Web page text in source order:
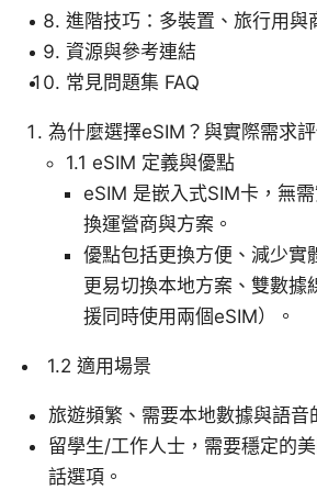
進階技巧：多裝置、旅行用與
資源與參考連結
常見問題集 FAQ
為什麼選擇eSIM？與實際需求
1.1 eSIM 定義與優點
eSIM 是嵌入式SIM卡，無
換運營商與方案。
優點包括更換方便、減少實
更易切換本地方案、雙數據
援同時使用兩個eSIM）。
1.2 適用場景
旅遊頻繁、需要本地數據與語音
留學生/工作人士，需要穩定的
話選項。